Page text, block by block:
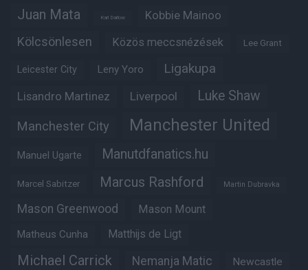
Juan Mata Karl Darlow Kobbie Mainoo
Kölcsönlesen Közös meccsnézések Lee Grant
Leicester City Leny Yoro Ligakupa
Lisandro Martinez Liverpool Luke Shaw
Manchester City Manchester United
Manuel Ugarte Manutdfanatics.hu
Marcel Sabitzer Marcus Rashford Martin Dubravka
Mason Greenwood Mason Mount
Matheus Cunha Matthijs de Ligt
Michael Carrick Nemanja Matic Newcastle